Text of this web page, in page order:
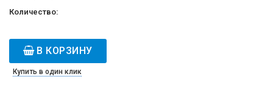
Количество:
В КОРЗИНУ
Купить в один клик